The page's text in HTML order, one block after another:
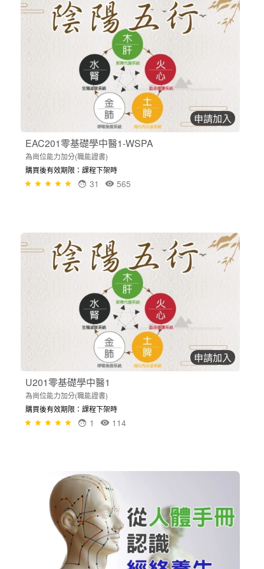
申請加入
EAC201零基礎學中醫1-WSPA
為崗位能力加分(職能證書)
購買後有效期限：課程下架時
565
31
申請加入
U201零基礎學中醫1
為崗位能力加分(職能證書)
購買後有效期限：課程下架時
114
1